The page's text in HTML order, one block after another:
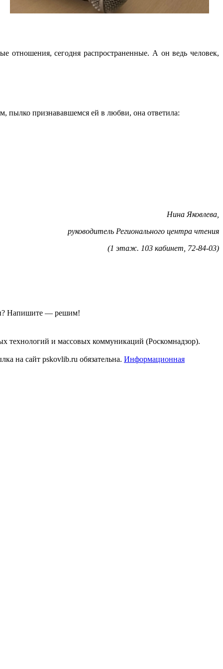
сегодня распространенные. А он ведь человек,
пылко признававшемся ей в любви, она ответила:
Нина Яковлева,
руководитель Регионального центра чтения
(1 этаж. 103 кабинет, 72-84-03)
Напишите — решим!
технологий и массовых коммуникаций (Роскомнадзор).
на сайт pskovlib.ru обязательна. Информационная